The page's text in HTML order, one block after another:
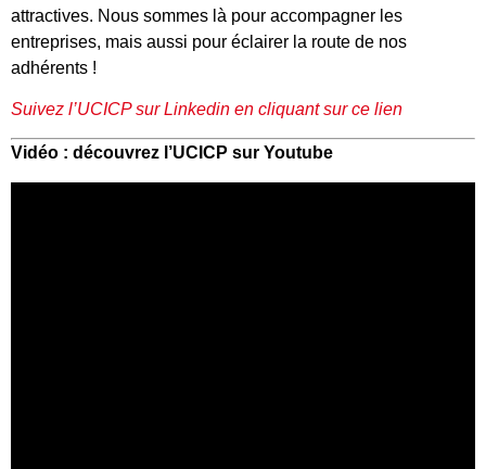
attractives. Nous sommes là pour accompagner les
entreprises, mais aussi pour éclairer la route de nos
adhérents !
Suivez l’UCICP sur Linkedin en cliquant sur ce lien
Vidéo : découvrez l’UCICP sur Youtube